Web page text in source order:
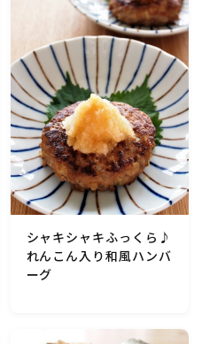
れん草・レタス・小松
いんげん・そら豆・え
ド・青梗菜・セロリ・
かぶ・大根・れんこん・
シャキシャキふっくら♪
れんこん入り和風ハンバ
ーグ